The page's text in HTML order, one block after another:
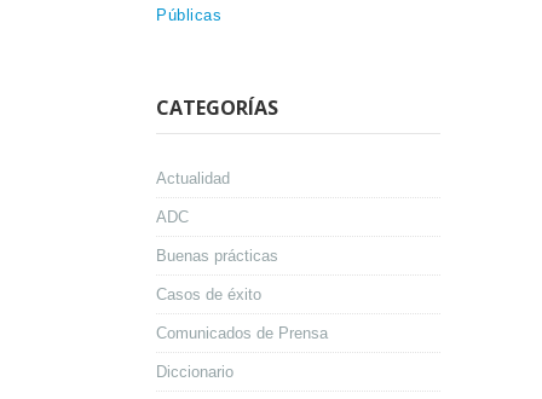
Públicas
CATEGORÍAS
Actualidad
ADC
Buenas prácticas
Casos de éxito
Comunicados de Prensa
Diccionario